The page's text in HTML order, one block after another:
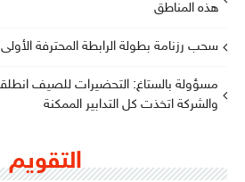
هذه المناطق
سحب رزنامة بطولة الرابطة المحترفة الأولى
والشركة اتخذت كل التدابير الممكنة
التقويم